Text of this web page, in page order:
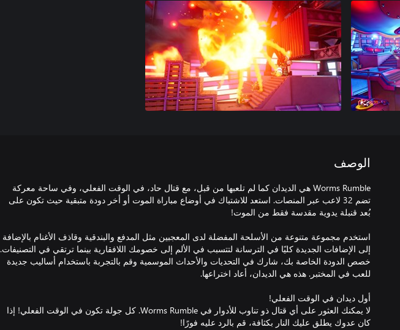
الوصف
Worms Rumble هي الديدان كما لم تلعبها من قبل، مع قتال حاد، في الوقت الفعلي، وفي ساحة معركة
تضم 32 لاعب عبر المنصات. استعد للاشتباك في أوضاع مباراة الموت أو أخر دودة متبقية حيث تكون على
استخدم مجموعة متنوعة من الأسلحة المفضلة لدى المعجبين مثل المدفع والبندقية وقاذف الأغنام بالإضافة
إلى الإضافات الجديدة كليًا في الترسانة لتتسبب في الألم إلى خصومك اللافقارية بينما ترتقي في التصنيفات.
خصص الدودة الخاصة بك، شارك في التحديات والأحداث الموسمية وقم بالتجربة باستخدام أساليب جديدة
لا يمكنك العثور على أي قتال ذو تناوب للأدوار في Worms Rumble. كل جولة تكون في الوقت الفعلي! إذا